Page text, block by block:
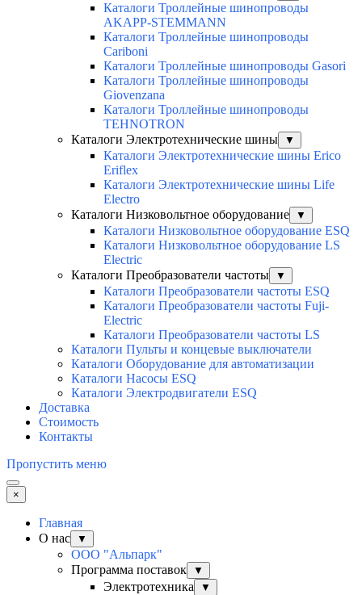
Каталоги Троллейные шинопроводы
AKAPP-STEMMANN
Каталоги Троллейные шинопроводы
Cariboni
Каталоги Троллейные шинопроводы Gasori
Каталоги Троллейные шинопроводы
Giovenzana
Каталоги Троллейные шинопроводы
TEHNOTRON
Каталоги Электротехнические шины
▼
Каталоги Электротехнические шины Erico
Eriflex
Каталоги Электротехнические шины Life
Electro
Каталоги Низковольтное оборудование
▼
Каталоги Низковольтное оборудование ESQ
Каталоги Низковольтное оборудование LS
Electric
Каталоги Преобразователи частоты
▼
Каталоги Преобразователи частоты ESQ
Каталоги Преобразователи частоты Fuji-
Electric
Каталоги Преобразователи частоты LS
Каталоги Пульты и концевые выключатели
Каталоги Оборудование для автоматизации
Каталоги Насосы ESQ
Каталоги Электродвигатели ESQ
Доставка
Стоимость
Контакты
Пропустить меню
×
Главная
О нас
▼
ООО "Альпарк"
Программа поставок
▼
Электротехника ▼